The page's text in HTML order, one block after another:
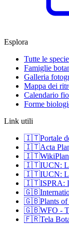
Esplora
Tutte le specie
Famiglie
Galleria
Mappa dei
Calendario
Forme
Link utili
🇮🇹Portale
🇮🇹Acta
🇮🇹
🇮🇹IUCN:
🇮🇹IUCN:
🇮🇹ISPRA:
🇬🇧
🇬🇧Plants
🇬🇧WFO -
🇫🇷Tela